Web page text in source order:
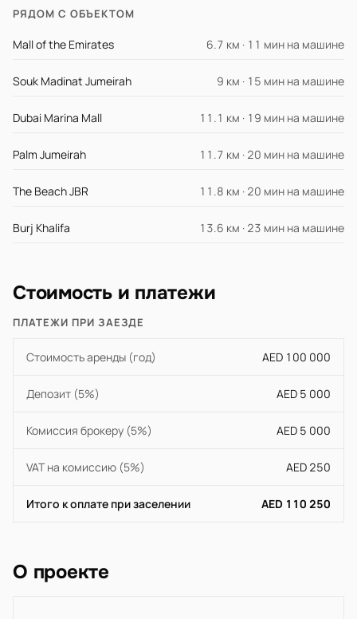
РЯДОМ С ОБЪЕКТОМ
Mall of the Emirates 6.7 км · 11 мин на машине
Souk Madinat Jumeirah 9 км · 15 мин на машине
Dubai Marina Mall 11.1 км · 19 мин на машине
Palm Jumeirah 11.7 км · 20 мин на машине
The Beach JBR 11.8 км · 20 мин на машине
Burj Khalifa 13.6 км · 23 мин на машине
Стоимость и платежи
ПЛАТЕЖИ ПРИ ЗАЕЗДЕ
Стоимость аренды (год) AED 100 000
Депозит (5%) AED 5 000
Комиссия брокеру (5%) AED 5 000
VAT на комиссию (5%) AED 250
Итого к оплате при заселении AED 110 250
О проекте